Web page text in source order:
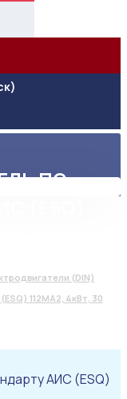
ПО
(DIN)
112MA2, 4кВт, 30